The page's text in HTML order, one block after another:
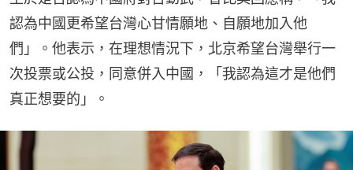
認為中國更希望台灣心甘情願地、自願地加入他
們」。他表示，在理想情況下，北京希望台灣舉行一
次投票或公投，同意併入中國，「我認為這才是他們
真正想要的」。